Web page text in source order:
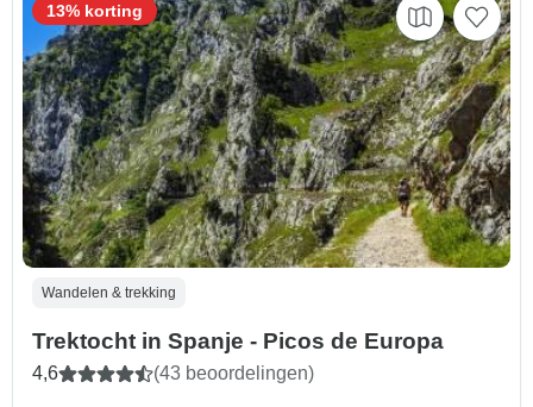
Wandelen & trekking
Trektocht in Spanje - Picos de Europa
4,6 (43 beoordelingen)
13% korting